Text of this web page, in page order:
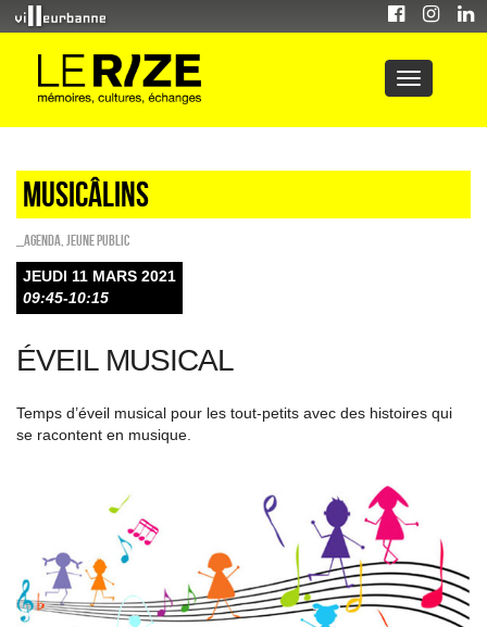
Musicâlins
_Agenda Jeune public
JEUDI 11 MARS 2021
09:45-10:15
ÉVEIL MUSICAL
Temps d’éveil musical pour les tout-petits avec des histoires qui
se racontent en musique.